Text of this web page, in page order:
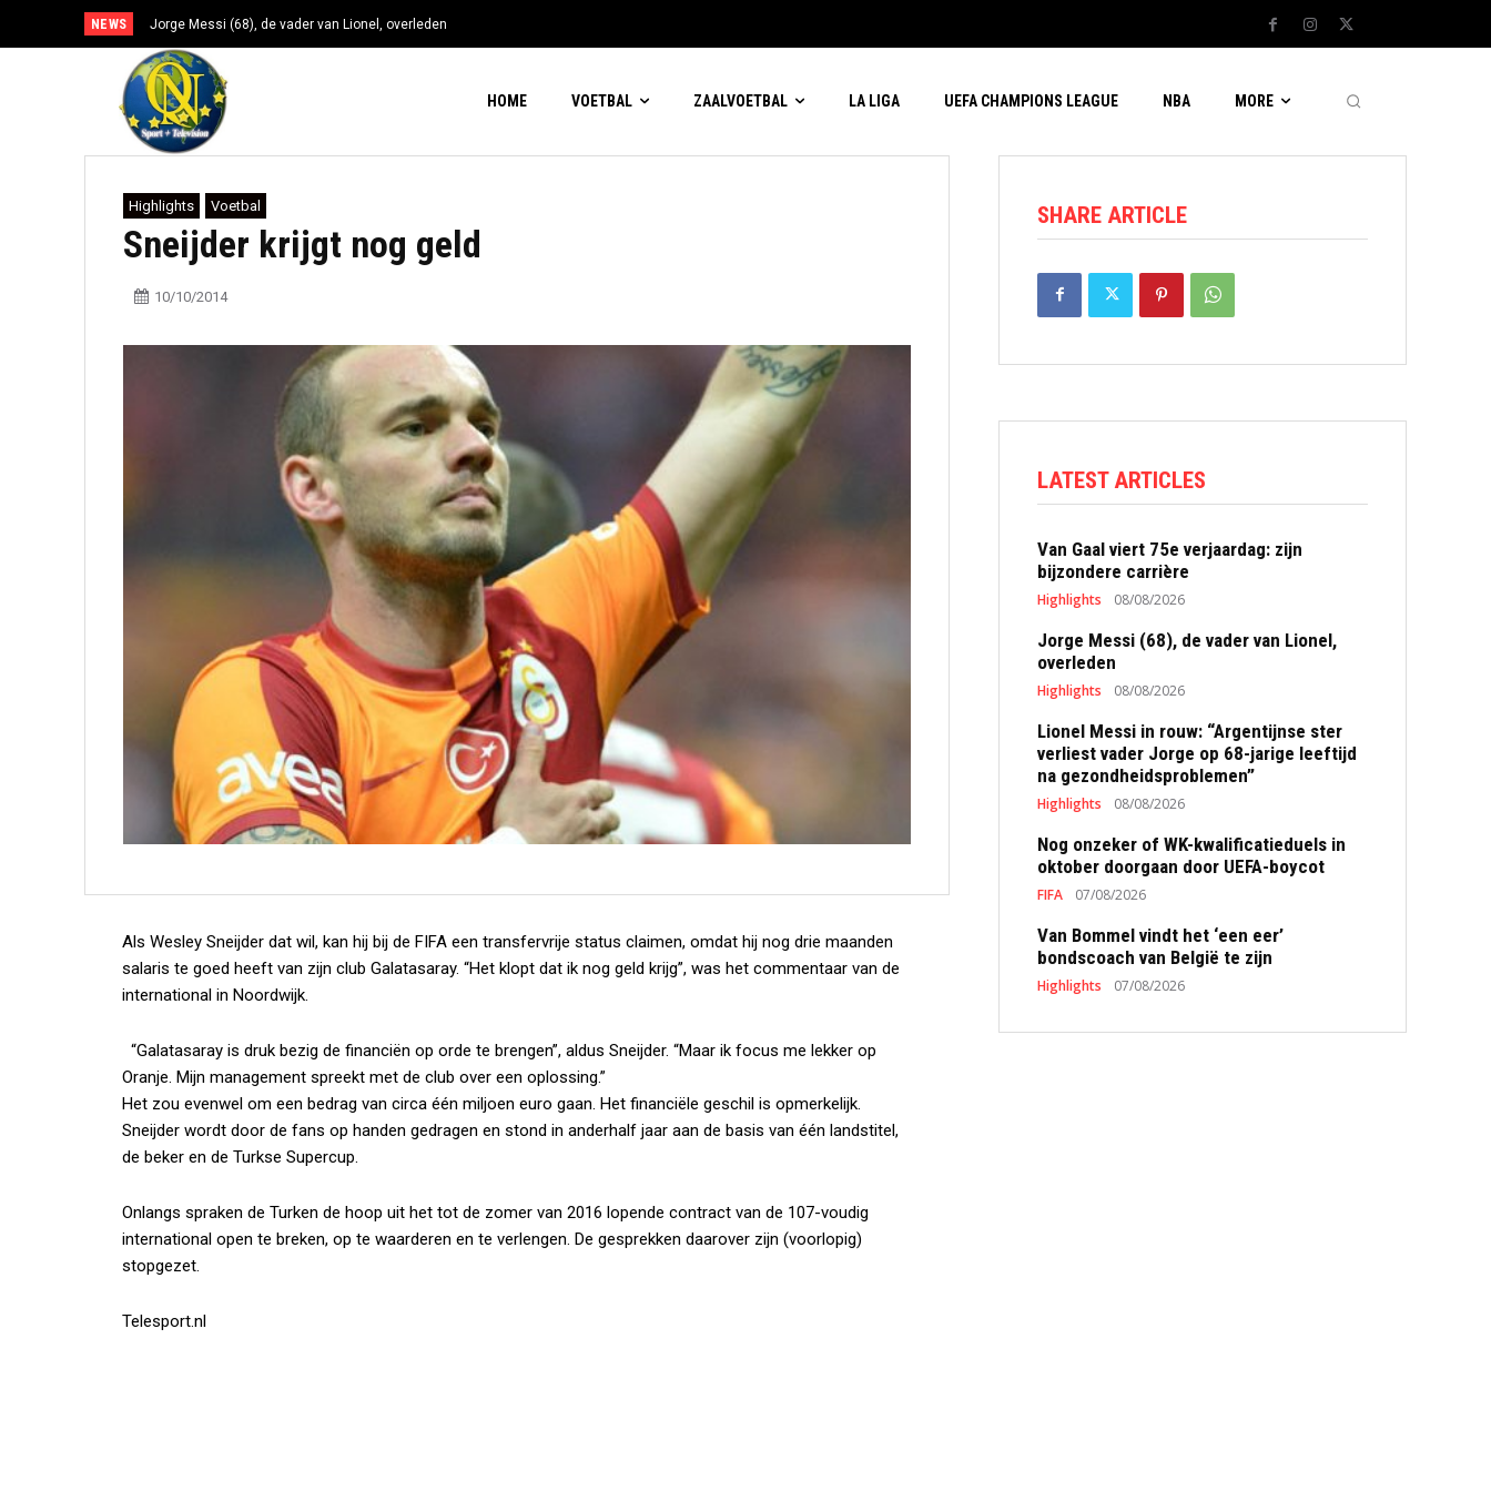
NEWS Jorge Messi (68), de vader van Lionel, overleden
HOME VOETBAL ZAALVOETBAL LA LIGA UEFA CHAMPIONS LEAGUE NBA MORE
Highlights Voetbal
Sneijder krijgt nog geld
10/10/2014
Als Wesley Sneijder dat wil, kan hij bij de FIFA een transfervrije status claimen, omdat hij nog drie maanden
salaris te goed heeft van zijn club Galatasaray. “Het klopt dat ik nog geld krijg”, was het commentaar van de
international in Noordwijk.
“Galatasaray is druk bezig de financiën op orde te brengen”, aldus Sneijder. “Maar ik focus me lekker op
Oranje. Mijn management spreekt met de club over een oplossing.”
Het zou evenwel om een bedrag van circa één miljoen euro gaan. Het financiële geschil is opmerkelijk.
Sneijder wordt door de fans op handen gedragen en stond in anderhalf jaar aan de basis van één landstitel,
de beker en de Turkse Supercup.
Onlangs spraken de Turken de hoop uit het tot de zomer van 2016 lopende contract van de 107-voudig
international open te breken, op te waarderen en te verlengen. De gesprekken daarover zijn (voorlopig)
stopgezet.
Telesport.nl
SHARE ARTICLE
LATEST ARTICLES
Van Gaal viert 75e verjaardag: zijn
bijzondere carrière
Highlights 08/08/2026
Jorge Messi (68), de vader van Lionel,
overleden
Highlights 08/08/2026
Lionel Messi in rouw: “Argentijnse ster
verliest vader Jorge op 68-jarige leeftijd
na gezondheidsproblemen”
Highlights 08/08/2026
Nog onzeker of WK-kwalificatieduels in
oktober doorgaan door UEFA-boycot
FIFA 07/08/2026
Van Bommel vindt het ‘een eer’
bondscoach van België te zijn
Highlights 07/08/2026